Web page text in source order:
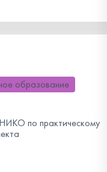
образование
по практическому